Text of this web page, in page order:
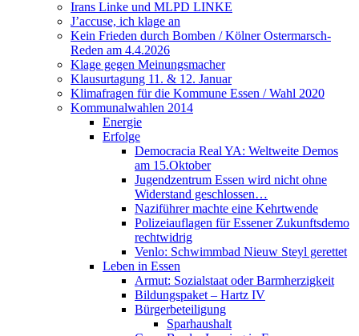
Irans Linke und MLPD LINKE
J’accuse, ich klage an
Kein Frieden durch Bomben / Kölner Ostermarsch-
Reden am 4.4.2026
Klage gegen Meinungsmacher
Klausurtagung 11. & 12. Januar
Klimafragen für die Kommune Essen / Wahl 2020
Kommunalwahlen 2014
Energie
Erfolge
Democracia Real YA: Weltweite Demos
am 15.Oktober
Jugendzentrum Essen wird nicht ohne
Widerstand geschlossen…
Naziführer machte eine Kehrtwende
Polizeiauflagen für Essener Zukunftsdemo
rechtwidrig
Venlo: Schwimmbad Nieuw Steyl gerettet
Leben in Essen
Armut: Sozialstaat oder Barmherzigkeit
Bildungspaket – Hartz IV
Bürgerbeteiligung
Sparhaushalt